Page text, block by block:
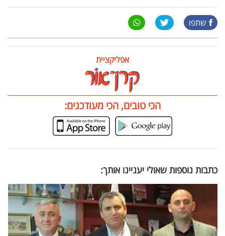
שתפו
אפליקציית
הכי טובים, הכי מעודכנים:
כתבות נוספות שאולי יעניינו אותך: